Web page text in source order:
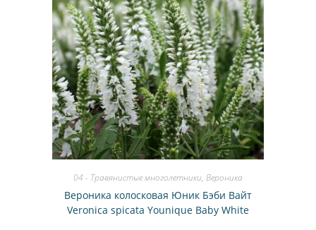
04 - Травянистые многолетники, Вероника
Вероника колосковая Юник Бэби Вайт
Veronica spicata Younique Baby White